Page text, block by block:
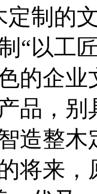
定制的
“以工
的企
品，
造整
将来